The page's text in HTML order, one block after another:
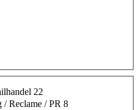
22
/ Reclame / PR 8